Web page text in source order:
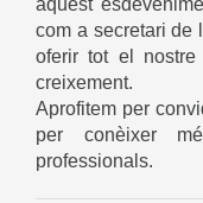
com a secretari de
oferir tot el
creixement.
Aprofitem per
per conèixer
professionals.